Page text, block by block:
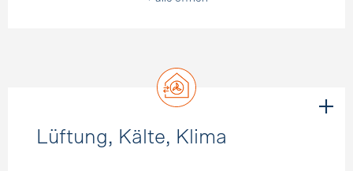
Lüftung, Kälte, Klima